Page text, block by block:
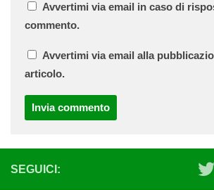
Avvertimi via email in caso di
commento.
Avvertimi via email alla
articolo.
SEGUICI: